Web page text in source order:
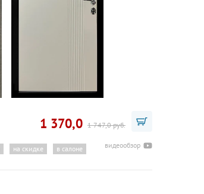
1 370,0 1 747,0 руб.
на скидке в салоне видеообзор